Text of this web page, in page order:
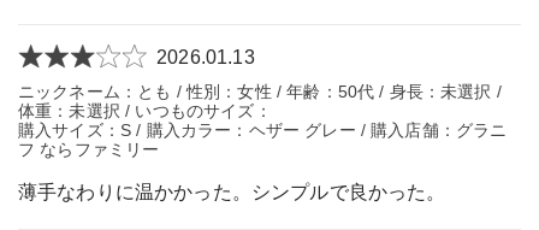
2026.01.13
ニックネーム：とも / 性別：女性 / 年齢：50代 / 身長：未選択 /
体重：未選択 / いつものサイズ：
購入サイズ：S / 購入カラー：ヘザー グレー / 購入店舗：グラニ
フ ならファミリー
薄手なわりに温かかった。シンプルで良かった。